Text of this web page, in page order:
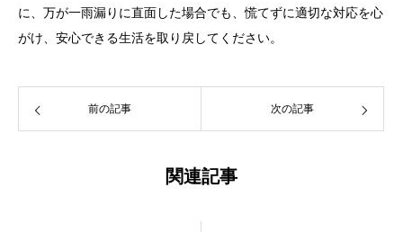
に、万が一雨漏りに直面した場合でも、慌てずに適切な対応を心
がけ、安心できる生活を取り戻してください。
前の記事 次の記事
関連記事